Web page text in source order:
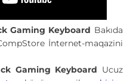
Gaming Keyboard Bakıda
İnternet-maqazini
Gaming Keyboard Ucuz